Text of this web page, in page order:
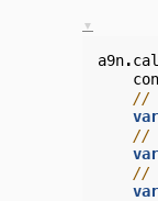
a9n.
//
var
//
var
//
var